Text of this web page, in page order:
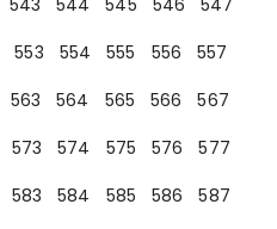
553 554 555 556
557
563 564 565 566
567
573 574 575 576
577
583 584 585 586
587